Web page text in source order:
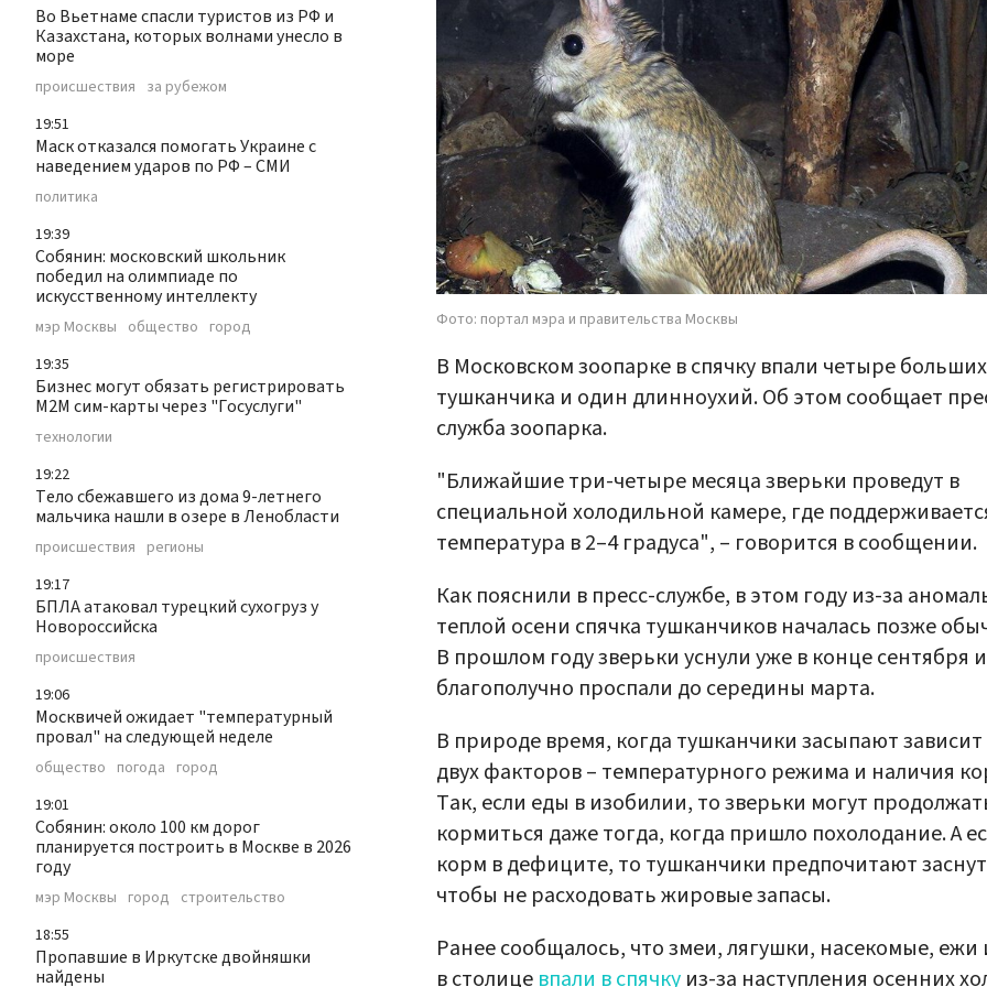
Во Вьетнаме спасли туристов из РФ и
Казахстана, которых волнами унесло в
море
происшествия за рубежом
19:51
Маск отказался помогать Украине с
наведением ударов по РФ – СМИ
политика
19:39
Собянин: московский школьник
победил на олимпиаде по
искусственному интеллекту
мэр Москвы общество город
19:35
Бизнес могут обязать регистрировать
М2М сим-карты через "Госуслуги"
технологии
19:22
Тело сбежавшего из дома 9-летнего
мальчика нашли в озере в Ленобласти
происшествия регионы
19:17
БПЛА атаковал турецкий сухогруз у
Новороссийска
происшествия
19:06
Москвичей ожидает "температурный
провал" на следующей неделе
общество погода город
19:01
Собянин: около 100 км дорог
планируется построить в Москве в 2026
году
мэр Москвы город строительство
18:55
Пропавшие в Иркутске двойняшки
найдены
Фото: портал мэра и правительства Москвы
В Московском зоопарке в спячку впали четыре больших
тушканчика и один длинноухий. Об этом сообщает
служба зоопарка.
"Ближайшие три-четыре месяца зверьки проведут в
специальной холодильной камере, где
температура в 2–4 градуса", – говорится в сообщении.
Как пояснили в пресс-службе, в этом году из-за
теплой осени спячка тушканчиков началась позже
В прошлом году зверьки уснули уже в конце сентября и
благополучно проспали до середины марта.
В природе время, когда тушканчики засыпают зависит
двух факторов – температурного режима и наличия
Так, если еды в изобилии, то зверьки могут
кормиться даже тогда, когда пришло похолодание. А
корм в дефиците, то тушканчики предпочитают
чтобы не расходовать жировые запасы.
Ранее сообщалось, что змеи, лягушки, насекомые, ежи
в столице впали в спячку из-за наступления осенних